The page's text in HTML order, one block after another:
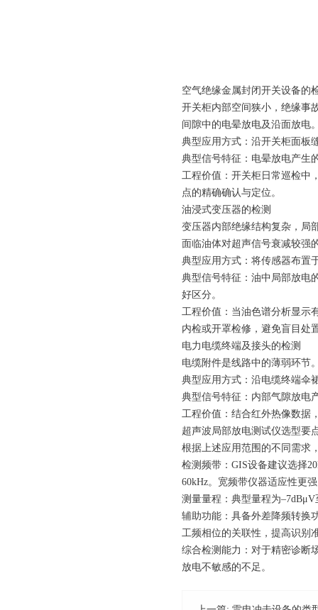
空气绝缘金属封闭开关设备的
开关柜内部空间狭小，绝缘事
间隙中的电晕放电及沿面放电
典型应用方式：沿开关柜面板
典型信号特征：电晕放电产生
工程价值：开关柜日常巡检中
点的精确确认与定位。
油浸式变压器的检测
变压器内部绝缘结构复杂，局
面临油体对超声信号衰减较强
典型应用方式：将传感器布置
典型信号特征：油中局部放电
好区分。
工程价值：当油色谱分析显示
内检或开罩检修，避免盲目处
电力电缆终端及接头的检测
电缆附件是线路中的薄弱环节
典型应用方式：沿电缆终端伞
典型信号特征：内部气隙放电
工程价值：结合红外热像数据
超声波局部放电测试仪选型要
根据上述应用范围的不同需求
检测频带：GIS设备建议选择
60kHz。宽频带仪器适应性更
测量量程：典型量程为
辅助功能：具备外差降频转换
工频相位的关联性，提高识别
综合检测能力：对于精密诊断
放电不敏感的不足。